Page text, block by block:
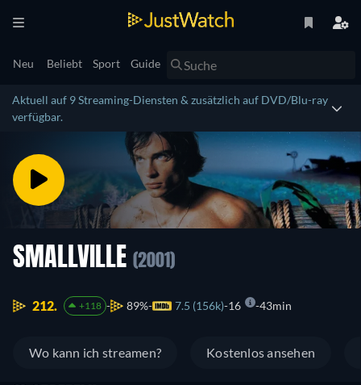
Neu Beliebt Sport Guide
Aktuell auf 9 Streaming-Diensten & zusätzlich auf DVD/Blu-ray
verfügbar.
SMALLVILLE (2001)
212. +118 89% 7.5 (156k) 16 43min
Wo kann ich streamen? Kostenlos ansehen